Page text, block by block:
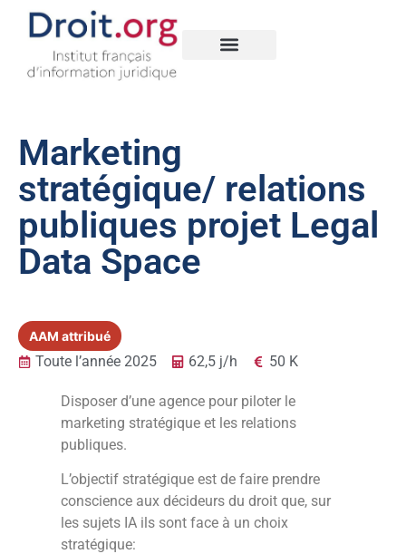
Marketing
stratégique/ relations
publiques projet Legal
Data Space
AAM attribué
Toute l’année 2025 62,5 j/h 50 K
Disposer d’une agence pour piloter le
marketing stratégique et les relations
publiques.
L’objectif stratégique est de faire prendre
conscience aux décideurs du droit que, sur
les sujets IA ils sont face à un choix
stratégique: